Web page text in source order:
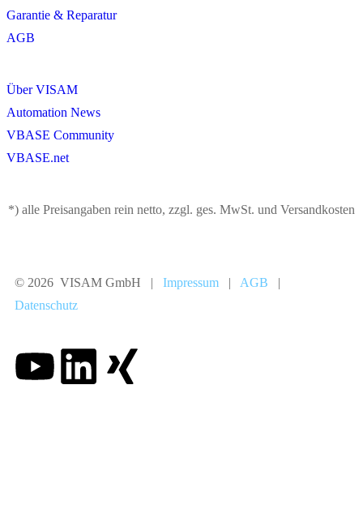
Garantie & Reparatur
AGB
Über VISAM
Automation News
VBASE Community
VBASE.net
*) alle Preisangaben rein netto, zzgl. ges. MwSt. und Versandkosten
© 2026 VISAM GmbH | Impressum | AGB |
Datenschutz